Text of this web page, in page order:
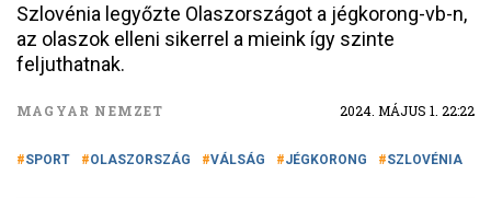
Szlovénia legyőzte Olaszországot a jégkorong-vb-n,
az olaszok elleni sikerrel a mieink így szinte
feljuthatnak.
MAGYAR NEMZET 2024. MÁJUS 1. 22:22
SPORT OLASZORSZÁG VÁLSÁG JÉGKORONG SZLOVÉNIA